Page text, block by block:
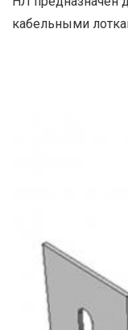
кабельными